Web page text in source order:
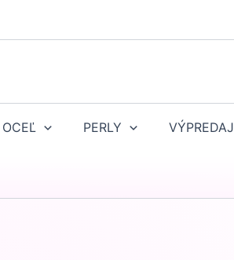
OCEĽ PERLY VÝPREDAJ